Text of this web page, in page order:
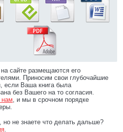
на сайте размещаются его
Приносим свои глубочайшие
если Ваша книга была
без Вашего на то согласия.
нам, и мы в срочном порядке
но не знаете что делать дальше?
.